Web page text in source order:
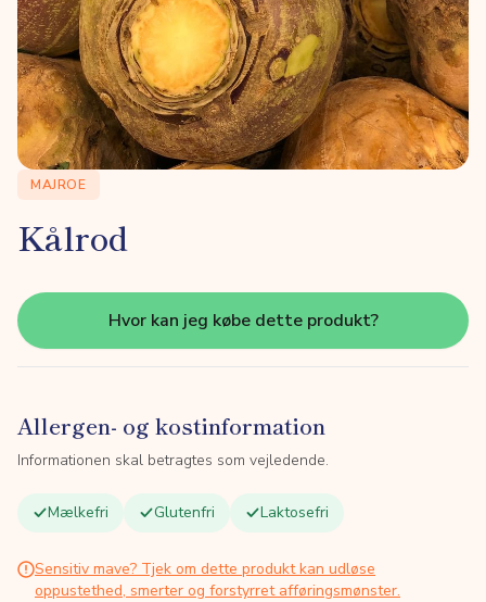
MAJROE
Kålrod
Hvor kan jeg købe dette produkt?
Allergen- og kostinformation
Informationen skal betragtes som vejledende.
Mælkefri Glutenfri Laktosefri
Sensitiv mave? Tjek om dette produkt kan udløse
oppustethed, smerter og forstyrret afføringsmønster.